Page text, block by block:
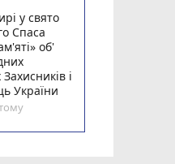
у свято
Спаса
об'
і
України